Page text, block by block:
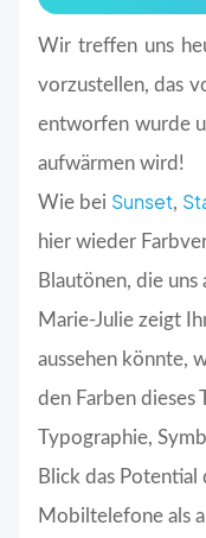
Wir treffen uns
vorzustellen, das
entworfen wurde
aufwärmen wird!
Wie bei Sunset,
hier wieder
Blautönen, die uns
Marie-Julie zeigt
aussehen könnte,
den Farben dieses
Typographie,
Blick das Potential
Mobiltelefone als